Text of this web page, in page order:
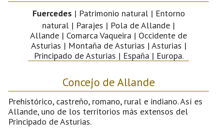
Fuercedes| Patrimonio natural | Entorno
natural | Parajes | Pola de Allande |
Allande | Comarca Vaqueira | Occidente de
Asturias | Montaña de Asturias | Asturias |
Principado de Asturias | España | Europa.
Concejo de Allande
Prehistórico, castreño, romano, rural e indiano. Así es
Allande, uno de los territorios más extensos del
Principado de Asturias.